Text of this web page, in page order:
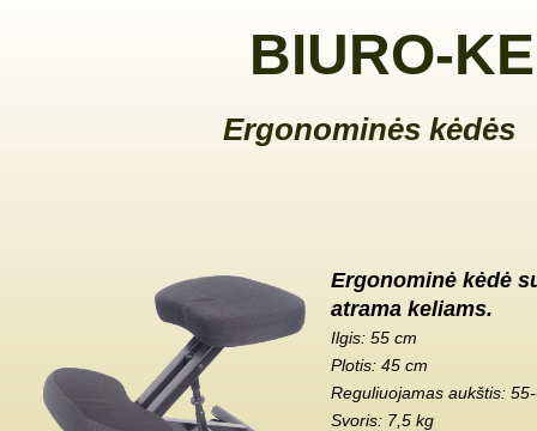
BIURO-
Ergonominės kėdės
Ergonominė kėdė
atrama keliams.
Ilgis: 55 cm
Plotis: 45 cm
Reguliuojamas aukštis:
Svoris: 7,5 kg